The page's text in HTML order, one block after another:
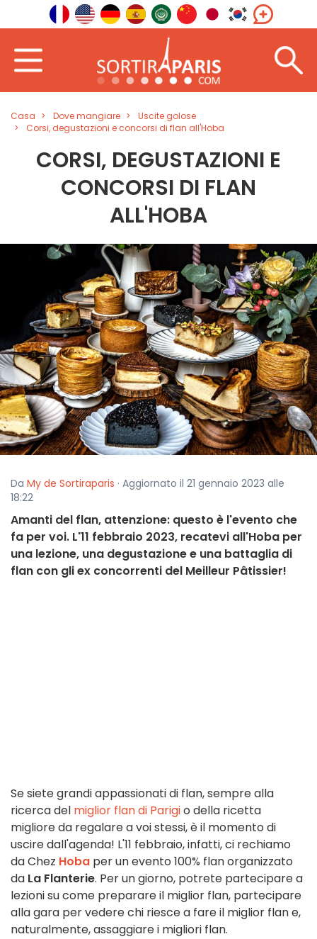
Casa Dove mangiare
Uscite golose
Corsi, degustazioni e concorsi di flan all'Hoba
CORSI, DEGUSTAZIONI E
CONCORSI DI FLAN
ALL'HOBA
Da My de Sortiraparis · Aggiornato il 21 gennaio 2023 alle
18:22
Amanti del flan, attenzione: questo è l'evento che
fa per voi. L'11 febbraio 2023, recatevi all'Hoba per
una lezione, una degustazione e una battaglia di
flan con gli ex concorrenti del Meilleur Pâtissier!
Se siete grandi appassionati di flan, sempre alla
ricerca del miglior flan di Parigio della ricetta
migliore da regalare a voi stessi, è il momento di
uscire dall'agenda! L'11 febbraio, infatti, ci rechiamo
da Chez Hoba per un evento 100% flan organizzato
da La Flanterie. Per un giorno, potrete partecipare a
lezioni su come preparare il miglior flan, partecipare
alla gara per vedere chi riesce a fare il miglior flan e,
naturalmente, assaggiare i migliori flan.